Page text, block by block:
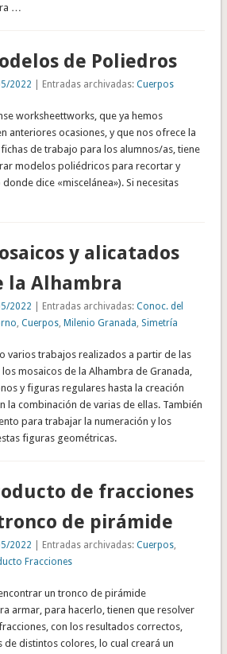
…
de Poliedros
2022 | Entradas archivadas:Cuerpos
worksheettworks, que ya hemos
anteriores ocasiones, y que nos ofrece la
de trabajo para los alumnos/as, tiene
modelos poliédricos para recortar y
dice «miscelánea»). Si necesitas
y alicatados
la Alhambra
2022 | Entradas archivadas:Conoc. del
,Cuerpos ,Milenio Granada Simetría
varios trabajos realizados a partir de las
mosaicos de la Alhambra de Granada,
y figuras regulares hasta la creación
la combinación de varias de ellas. También
para trabajar la numeración y los
figuras geométricas.
de fracciones
de pirámide
2022 | Entradas archivadas:Cuerpos
Fracciones
un tronco de pirámide
armar, para hacerlo, tienen que resolver
con los resultados correctos,
distintos colores, lo cual creará un